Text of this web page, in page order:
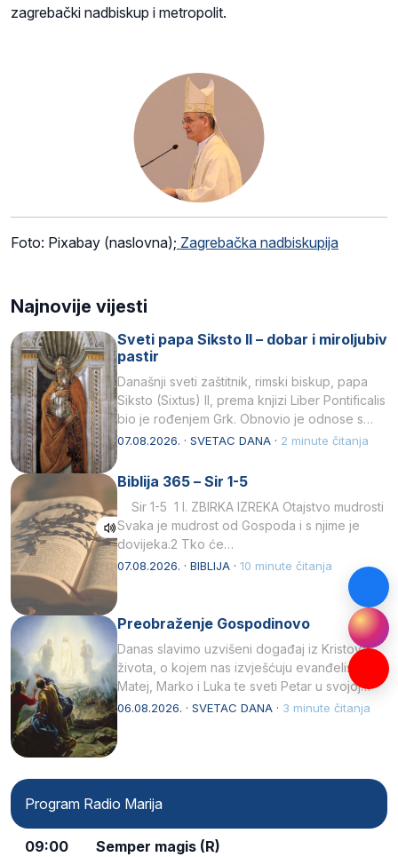
zagrebački nadbiskup i metropolit.
Foto: Pixabay (naslovna); Zagrebačka nadbiskupija
Najnovije vijesti
Sveti papa Siksto II – dobar i miroljubiv
pastir
Današnji sveti zaštitnik, rimski biskup, papa
Siksto (Sixtus) II, prema knjizi Liber Pontificalis
bio je rođenjem Grk. Obnovio je odnose s
afričkim…
07.08.2026. · SVETAC DANA · 2 minute čitanja
Biblija 365 – Sir 1-5
Sir 1-5 1 I. ZBIRKA IZREKA Otajstvo mudrosti
Svaka je mudrost od Gospoda i s njime je
dovijeka.2 Tko će…
07.08.2026. · BIBLIJA · 10 minute čitanja
Preobraženje Gospodinovo
Danas slavimo uzvišeni događaj iz Kristova
života, o kojem nas izvješćuju evanđelisti
Matej, Marko i Luka te sveti Petar u svojoj
drugoj…
06.08.2026. · SVETAC DANA · 3 minute čitanja
Program Radio Marija
09:00 Semper magis (R)